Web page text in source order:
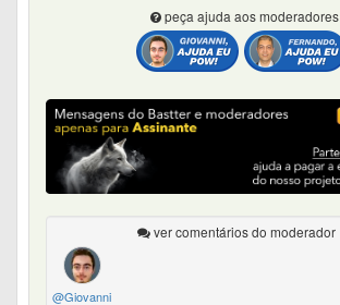
peça ajuda aos moderadores
ver comentários do moderador
@Giovanni